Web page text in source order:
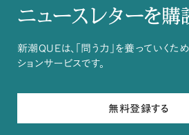
ニュースレターを購
新潮QUEは、「問う力」を養っていくた
ションサービスです。
無料登録する